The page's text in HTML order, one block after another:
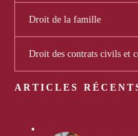
Droit de la famille
Droit des contrats civils et
ARTICLES